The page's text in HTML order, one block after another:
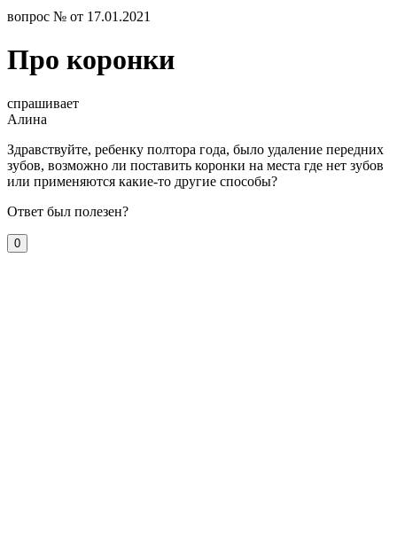
вопрос № от 17.01.2021
Про коронки
спрашивает
Алина
Здравствуйте, ребенку полтора года, было удаление передних
зубов, возможно ли поставить коронки на места где нет зубов
или применяются какие-то другие способы?
Ответ был полезен?
0